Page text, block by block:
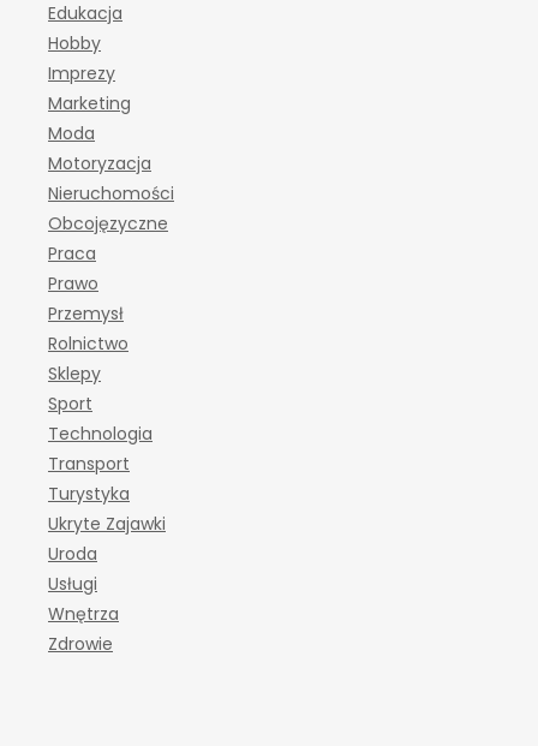
Edukacja
Hobby
Imprezy
Marketing
Moda
Motoryzacja
Nieruchomości
Obcojęzyczne
Praca
Prawo
Przemysł
Rolnictwo
Sklepy
Sport
Technologia
Transport
Turystyka
Ukryte Zajawki
Uroda
Usługi
Wnętrza
Zdrowie